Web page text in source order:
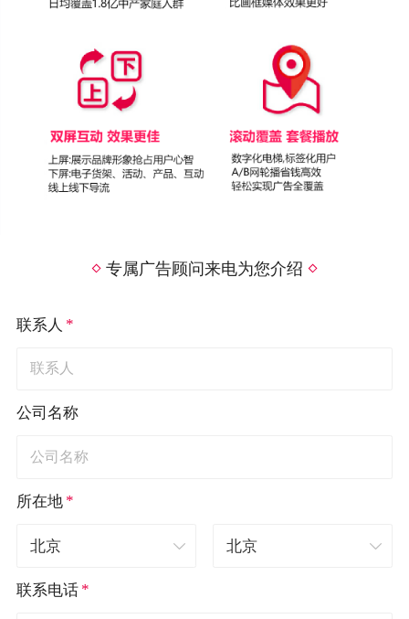
专属广告顾问来电为您介绍
联系人 *
公司名称
所在地 *
联系电话 *